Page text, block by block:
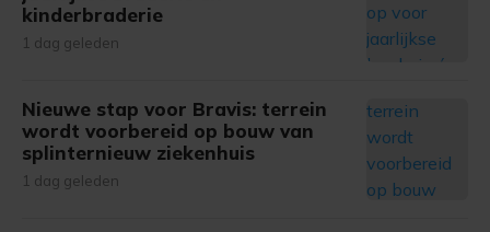
kinderbraderie
1 dag geleden
Nieuwe stap voor Bravis: terrein
wordt voorbereid op bouw van
splinternieuw ziekenhuis
1 dag geleden